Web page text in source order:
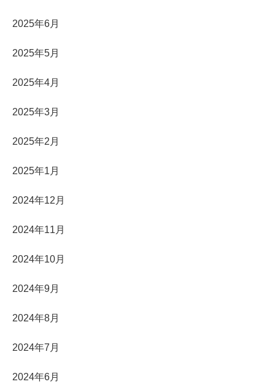
2025年6月
2025年5月
2025年4月
2025年3月
2025年2月
2025年1月
2024年12月
2024年11月
2024年10月
2024年9月
2024年8月
2024年7月
2024年6月